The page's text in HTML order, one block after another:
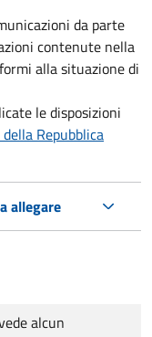
da parte
contenute nella
alla situazione di
le disposizioni
Repubblica
allegare
alcun